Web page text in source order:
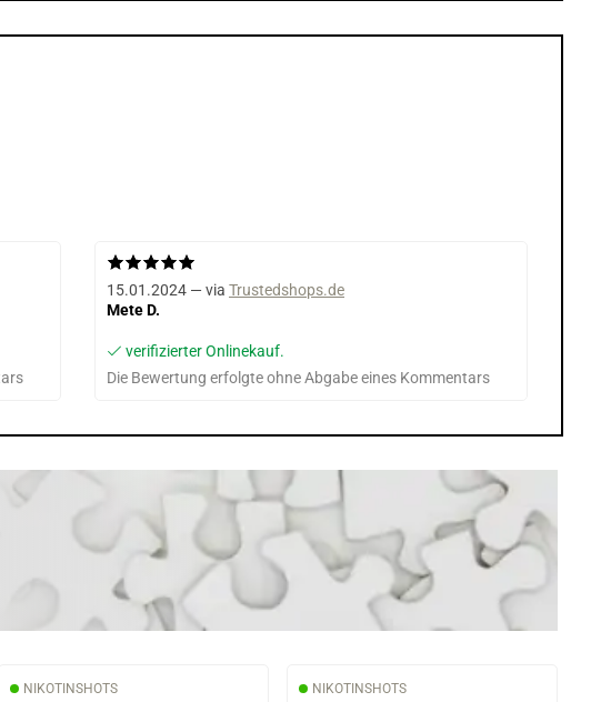
15.01.2024 — via Trustedshops.de
Mete D.
verifizierter Onlinekauf.
Die Bewertung erfolgte ohne Abgabe eines Kommentars
NIKOTINSHOTS NIKOTINSHOTS